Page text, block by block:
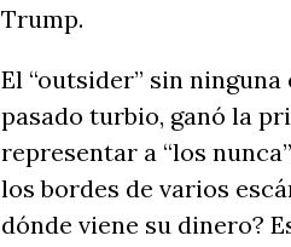
Trump.
El “outsider” sin
pasado turbio, ganó la
representar a “los
los bordes de varios
dónde viene su dinero?